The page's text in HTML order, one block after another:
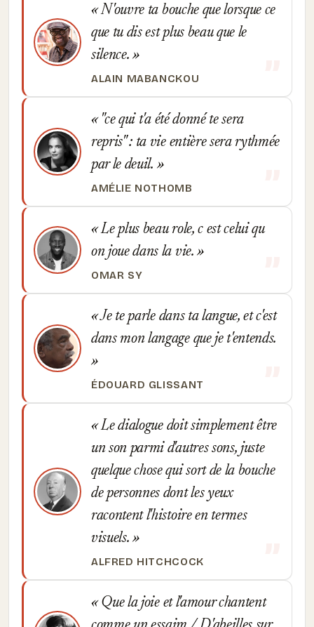
N'ouvre ta bouche que lorsque ce
que tu dis est plus beau que le
silence.
ALAIN MABANCKOU
"ce qui t'a été donné te sera
repris" : ta vie entière sera rythmée
par le deuil.
AMÉLIE NOTHOMB
Le plus beau role, c est celui qu
on joue dans la vie.
OMAR SY
Je te parle dans ta langue, et c'est
dans mon langage que je t'entends.
ÉDOUARD GLISSANT
Le dialogue doit simplement être
un son parmi d'autres sons, juste
quelque chose qui sort de la bouche
de personnes dont les yeux
racontent l'histoire en termes
visuels.
ALFRED HITCHCOCK
Que la joie et l'amour chantent